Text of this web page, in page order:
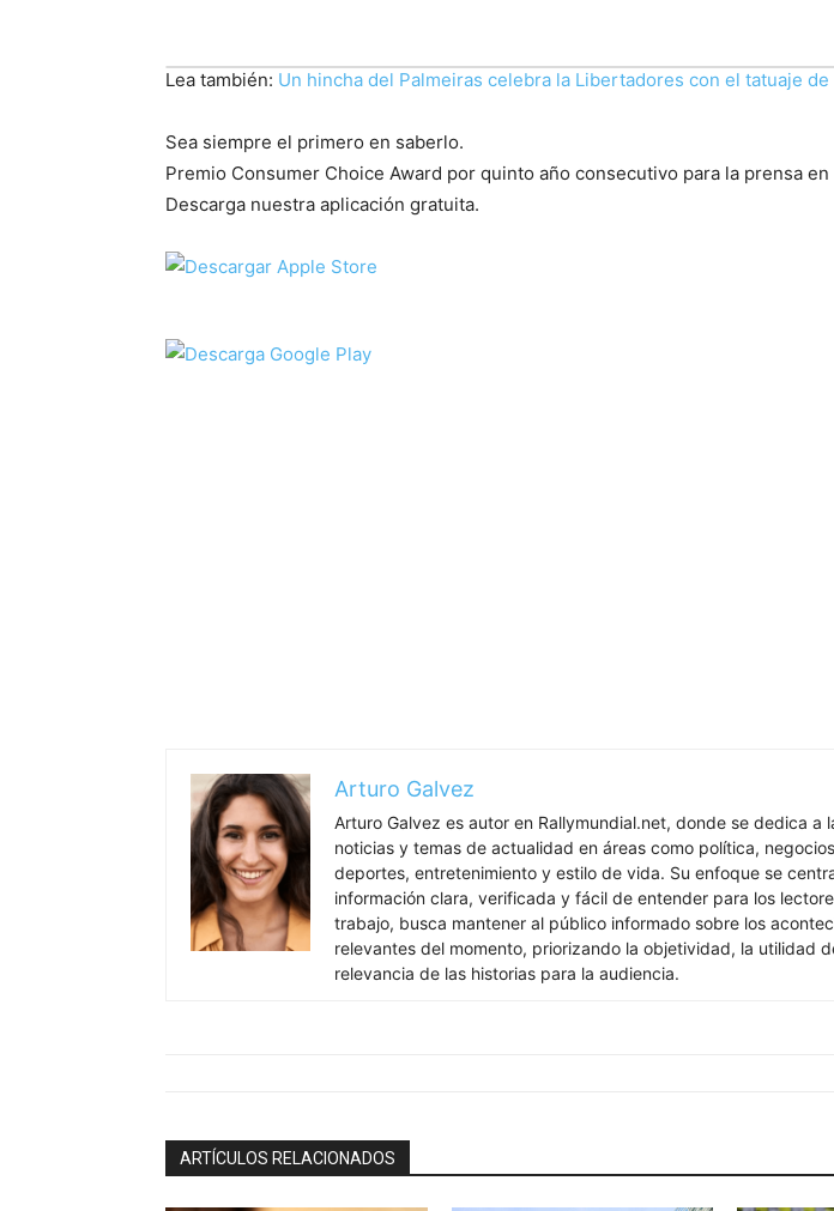
Lea también: Un hincha del Palmeiras celebra la Libertadores con el tatuaje
Sea siempre el primero en saberlo.
Premio Consumer Choice Award por quinto año consecutivo para la prensa en
Descarga nuestra aplicación gratuita.
Arturo Galvez
Arturo Galvez es autor en Rallymundial.net, donde se dedica a
noticias y temas de actualidad en áreas como política,
deportes, entretenimiento y estilo de vida. Su enfoque se
información clara, verificada y fácil de entender para los
trabajo, busca mantener al público informado sobre los
relevantes del momento, priorizando la objetividad, la utilidad
relevancia de las historias para la audiencia.
ARTÍCULOS RELACIONADOS